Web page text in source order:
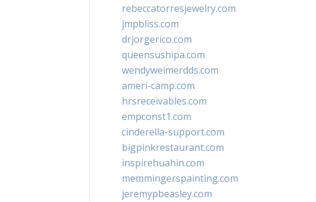
rebeccatorresjewelry.com
jmpbliss.com
drjorgerico.com
queensushipa.com
wendyweimerdds.com
ameri-camp.com
hrsreceivables.com
empconst1.com
cinderella-support.com
bigpinkrestaurant.com
inspirehuahin.com
memmingerspainting.com
jeremypbeasley.com